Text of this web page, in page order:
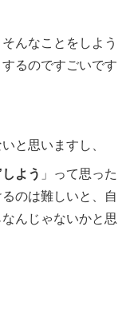
んなことをしよう
るのですごいです
と思いますし、
よう 」って思った
のは難しいと、自
んじゃないかと思